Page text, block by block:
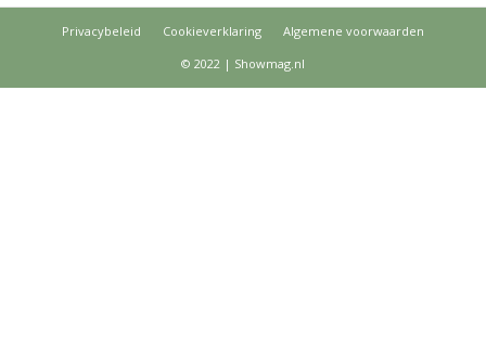
Privacybeleid Cookieverklaring
Algemene voorwaarden
© 2022 | Showmag.nl